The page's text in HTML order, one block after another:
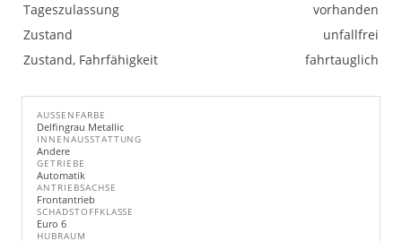
Tageszulassung
vorhanden
Zustand
unfallfrei
Zustand, Fahrfähigkeit
fahrtauglich
AUSSENFARBE
Delfingrau Metallic
INNENAUSSTATTUNG
Andere
GETRIEBE
Automatik
ANTRIEBSACHSE
Frontantrieb
SCHADSTOFFKLASSE
Euro 6
HUBRAUM